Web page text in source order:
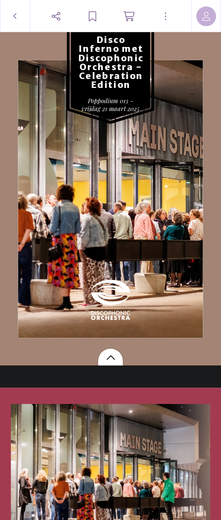
Disco
Inferno met
Discophonic
Orchestra -
Celebration
Edition
Poppodium 013 -
vrijdag 21 maart 2025